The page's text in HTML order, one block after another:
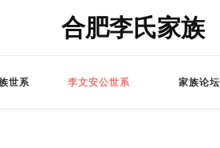
合肥李氏家族
世系 李文安公世系 家族论坛